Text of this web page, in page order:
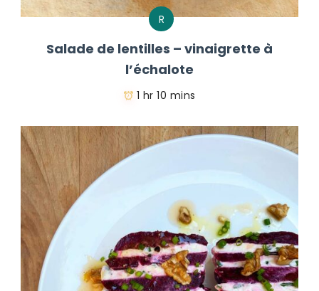
R
Salade de lentilles – vinaigrette à
l’échalote
1 hr 10 mins